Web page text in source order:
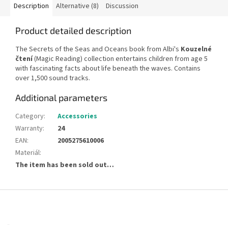
Description Alternative (8) Discussion
Product detailed description
The Secrets of the Seas and Oceans book from Albi's Kouzelné
čtení(Magic Reading) collection entertains children from age 5
with fascinating facts about life beneath the waves. Contains
over 1,500 sound tracks.
Additional parameters
Category:
Accessories
Warranty:
24
EAN:
2005275610006
Materiál:
The item has been sold out…